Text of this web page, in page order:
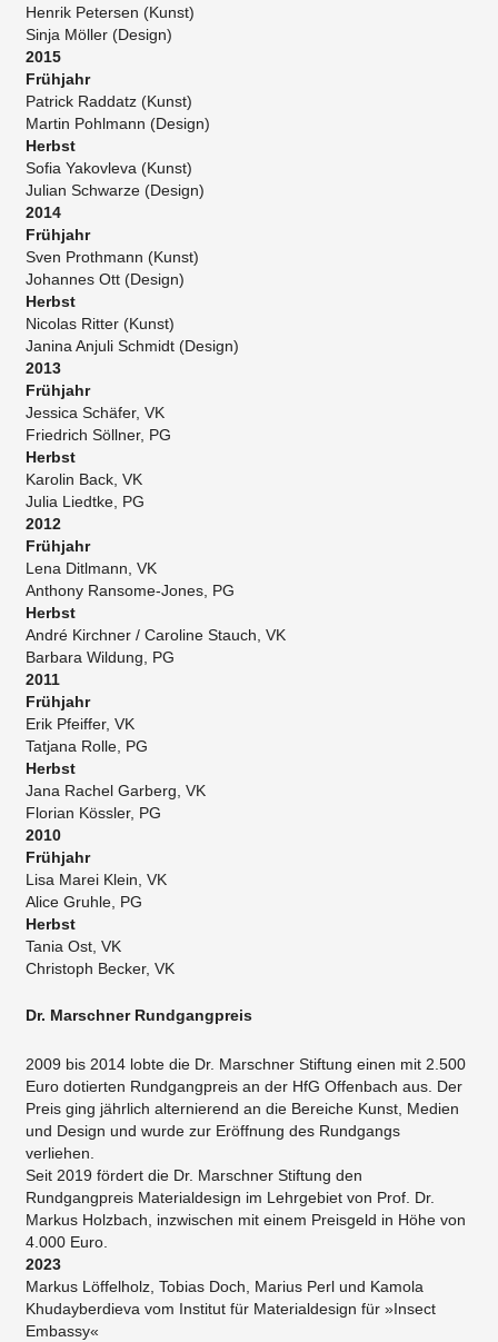
Henrik Petersen (Kunst)
Sinja Möller (Design)
2015
Frühjahr
Patrick Raddatz (Kunst)
Martin Pohlmann (Design)
Herbst
Sofia Yakovleva (Kunst)
Julian Schwarze (Design)
2014
Frühjahr
Sven Prothmann (Kunst)
Johannes Ott (Design)
Herbst
Nicolas Ritter (Kunst)
Janina Anjuli Schmidt (Design)
2013
Frühjahr
Jessica Schäfer, VK
Friedrich Söllner, PG
Herbst
Karolin Back, VK
Julia Liedtke, PG
2012
Frühjahr
Lena Ditlmann, VK
Anthony Ransome-Jones, PG
Herbst
André Kirchner / Caroline Stauch, VK
Barbara Wildung, PG
2011
Frühjahr
Erik Pfeiffer, VK
Tatjana Rolle, PG
Herbst
Jana Rachel Garberg, VK
Florian Kössler, PG
2010
Frühjahr
Lisa Marei Klein, VK
Alice Gruhle, PG
Herbst
Tania Ost, VK
​Christoph Becker, VK
Dr. Marschner Rundgangpreis
2009 bis 2014 lobte die Dr. Marschner Stiftung einen mit 2.500
Euro dotierten Rundgangpreis an der HfG Offenbach aus. Der
Preis ging jährlich alternierend an die Bereiche Kunst, Medien
und Design und wurde zur Eröffnung des Rundgangs
verliehen.
Seit 2019 fördert die Dr. Marschner Stiftung den
Rundgangpreis Materialdesign im Lehrgebiet von Prof. Dr.
Markus Holzbach, inzwischen mit einem Preisgeld in Höhe von
4.000 Euro.
2023
Markus Löffelholz, Tobias Doch, Marius Perl und Kamola
Khudayberdieva vom Institut für Materialdesign für »Insect
Embassy«